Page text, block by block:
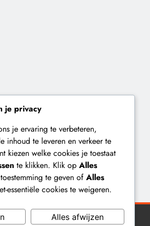
je privacy
je ervaring te verbeteren,
inhoud te leveren en verkeer te
kiezen welke cookies je toestaat
te klikken. Klik op Alles
te geven of Alles
essentiële cookies te weigeren.
Alles afwijzen